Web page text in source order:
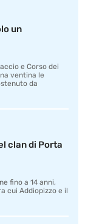
un
e Corso dei
ventina le
da
clan di Porta
fino a 14 anni,
cui Addiopizzo e il